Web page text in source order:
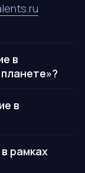
в
в
рамках